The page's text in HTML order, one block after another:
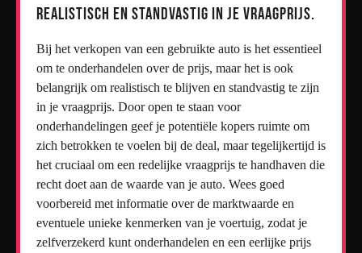
realistisch en standvastig in je vraagprijs.
Bij het verkopen van een gebruikte auto is het essentieel
om te onderhandelen over de prijs, maar het is ook
belangrijk om realistisch te blijven en standvastig te zijn
in je vraagprijs. Door open te staan voor
onderhandelingen geef je potentiële kopers ruimte om
zich betrokken te voelen bij de deal, maar tegelijkertijd is
het cruciaal om een redelijke vraagprijs te handhaven die
recht doet aan de waarde van je auto. Wees goed
voorbereid met informatie over de marktwaarde en
eventuele unieke kenmerken van je voertuig, zodat je
zelfverzekerd kunt onderhandelen en een eerlijke prijs